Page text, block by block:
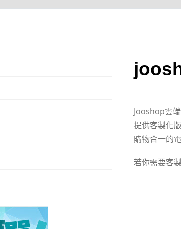
Jooshop雲
提供客製化
購物合一的
若你需要客